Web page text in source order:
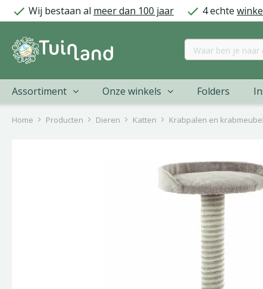
naar
Home Producten Dieren Katten Krabpalen en
Wij bestaan al meer dan 100 jaar 4 echte
Assortiment Onze winkels Folders